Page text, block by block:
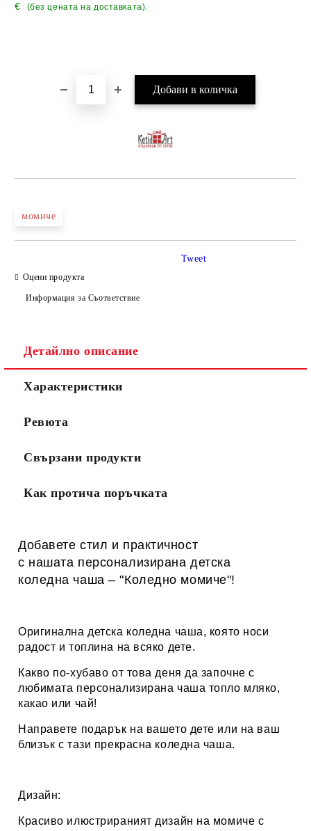
€
(без цената на доставката).
момиче
Оцени продукта
Информация за Съответствие
Tweet
Детайлно описание
Характеристики
Ревюта
Свързани продукти
Как протича поръчката
Добавете стил и практичност
с нашата персонализирана детска
коледна чаша – "Коледно момиче"!
Оригинална детска коледна чаша, която носи
радост и топлина на всяко дете.
Какво по-хубаво от това деня да започне с
любимата персонализирана чаша топло мляко,
какао или чай!
Направете подарък на вашето дете или на ваш
близък с тази прекрасна коледна чаша.
Дизайн:
Красиво илюстрираният дизайн на момиче с